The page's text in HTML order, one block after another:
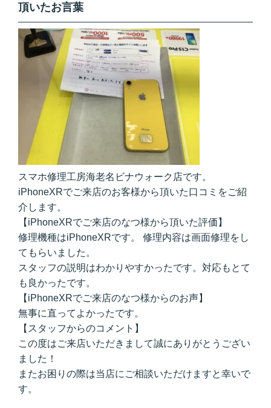
頂いたお言葉
スマホ修理工房海老名ビナウォーク店です。
iPhoneXRでご来店のお客様から頂いた口コミをご紹
介します。
【iPhoneXRでご来店のなつ様から頂いた評価】
修理機種はiPhoneXRです。 修理内容は画面修理をし
てもらいました。
スタッフの説明はわかりやすかったです。対応もとて
も良かったです。
【iPhoneXRでご来店のなつ様からのお声】
無事に直ってよかったです。
【スタッフからのコメント】
この度はご来店いただきまして誠にありがとうござい
ました！
またお困りの際は当店にご相談いただけますと幸いで
す。